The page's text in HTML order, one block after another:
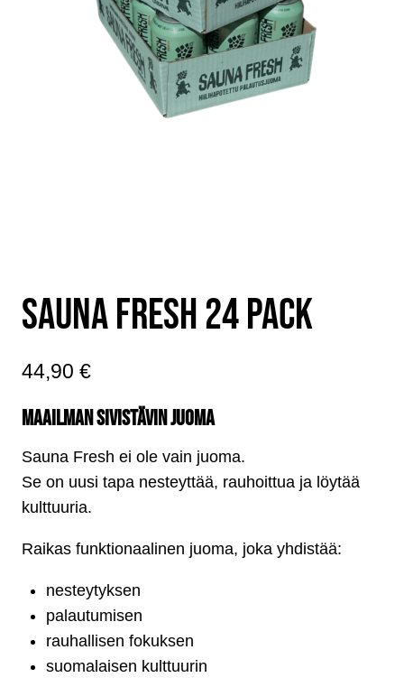
SAUNA FRESH 24 PACK
44,90 €
MAAILMAN SIVISTÄVIN JUOMA
Sauna Fresh ei ole vain juoma.
Se on uusi tapa nesteyttää, rauhoittua ja löytää
kulttuuria.
Raikas funktionaalinen juoma, joka yhdistää:
nesteytyksen
palautumisen
rauhallisen fokuksen
suomalaisen kulttuurin